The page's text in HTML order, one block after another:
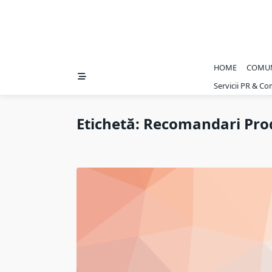
HOME
Servicii PR &
Etichetă: Recomandari